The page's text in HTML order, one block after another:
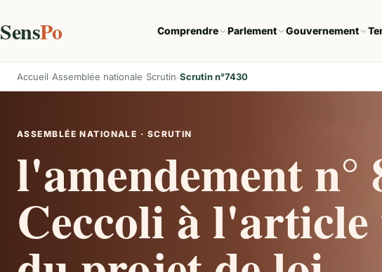
SensPo Comprendre Parlement Gouvernement
Accueil Assemblée nationale Scrutin Scrutin n°7430
ASSEMBLÉE NATIONALE · SCRUTIN
l'amendement n°
Ceccoli à